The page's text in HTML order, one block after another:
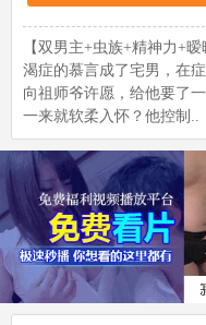
【双男主+虫族+精神力+
渴症的慕言成了宅男，在
向祖师爷许愿，给他要了
一来就软柔入怀？他控制..